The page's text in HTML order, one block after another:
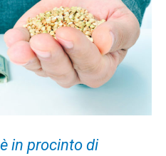
in procinto di